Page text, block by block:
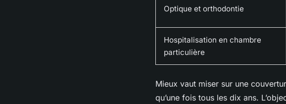
Optique et orthodontie
Hospitalisation en chambre
particulière
Mieux vaut miser sur une
qu’une fois tous les dix ans.